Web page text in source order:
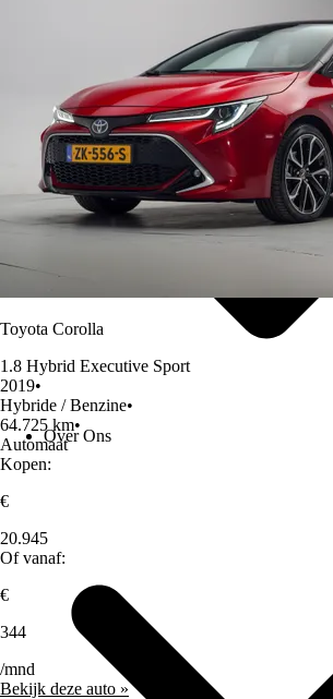
Over Ons
Toyota Corolla
1.8 Hybrid Executive Sport
2019•
Hybride / Benzine•
64.725 km•
Automaat
Kopen:
€
20.945
Of vanaf:
€
344
/mnd
Bekijk deze auto »